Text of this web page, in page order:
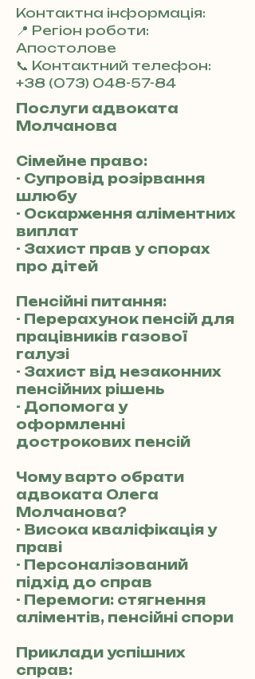
Контактна інформація:
📍 Регіон роботи:
Апостолове
📞 Контактний телефон:
+38 (073) 048-57-84
Послуги адвоката
Молчанова
Сімейне право:
- Супровід розірвання
шлюбу
- Оскарження аліментних
виплат
- Захист прав у спорах
про дітей
Пенсійні питання:
- Перерахунок пенсій для
працівників газової
галузі
- Захист від незаконних
пенсійних рішень
- Допомога у
оформленні
дострокових пенсій
Чому варто обрати
адвоката Олега
Молчанова?
- Висока кваліфікація у
праві
- Персоналізований
підхід до справ
- Перемоги: стягнення
аліментів, пенсійні спори
Приклади успішних
справ: